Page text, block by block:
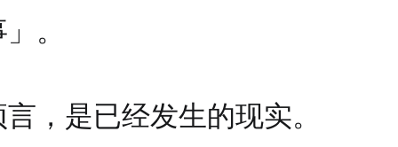
。
，是已经发生的现实。